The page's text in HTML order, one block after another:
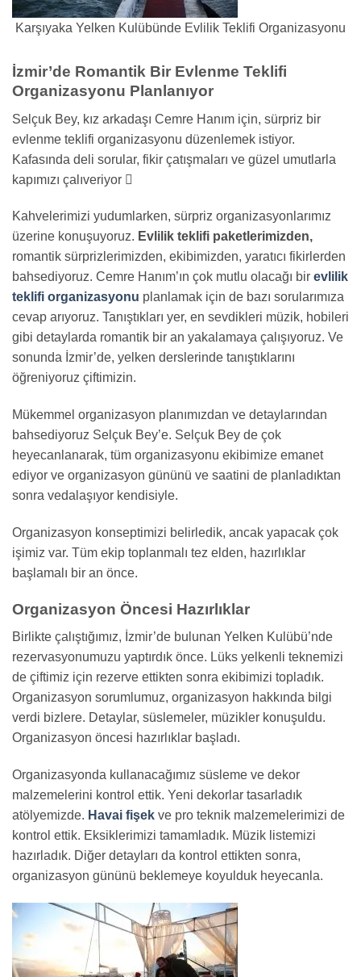
Karşıyaka Yelken Kulübünde Evlilik Teklifi Organizasyonu
İzmir’de Romantik Bir Evlenme Teklifi
Organizasyonu Planlanıyor
Selçuk Bey, kız arkadaşı Cemre Hanım için, sürpriz bir
evlenme teklifi organizasyonu düzenlemek istiyor.
Kafasında deli sorular, fikir çatışmaları ve güzel umutlarla
kapımızı çalıveriyor 
Kahvelerimizi yudumlarken, sürpriz organizasyonlarımız
üzerine konuşuyoruz. Evlilik teklifi paketlerimizden,
romantik sürprizlerimizden, ekibimizden, yaratıcı fikirlerden
bahsediyoruz. Cemre Hanım’ın çok mutlu olacağı bir evlilik
teklifi organizasyonu planlamak için de bazı sorularımıza
cevap arıyoruz. Tanıştıkları yer, en sevdikleri müzik, hobileri
gibi detaylarda romantik bir an yakalamaya çalışıyoruz. Ve
sonunda İzmir’de, yelken derslerinde tanıştıklarını
öğreniyoruz çiftimizin.
Mükemmel organizasyon planımızdan ve detaylarından
bahsediyoruz Selçuk Bey’e. Selçuk Bey de çok
heyecanlanarak, tüm organizasyonu ekibimize emanet
ediyor ve organizasyon gününü ve saatini de planladıktan
sonra vedalaşıyor kendisiyle.
Organizasyon konseptimizi belirledik, ancak yapacak çok
işimiz var. Tüm ekip toplanmalı tez elden, hazırlıklar
başlamalı bir an önce.
Organizasyon Öncesi Hazırlıklar
Birlikte çalıştığımız, İzmir’de bulunan Yelken Kulübü’nde
rezervasyonumuzu yaptırdık önce. Lüks yelkenli teknemizi
de çiftimiz için rezerve ettikten sonra ekibimizi topladık.
Organizasyon sorumlumuz, organizasyon hakkında bilgi
verdi bizlere. Detaylar, süslemeler, müzikler konuşuldu.
Organizasyon öncesi hazırlıklar başladı.
Organizasyonda kullanacağımız süsleme ve dekor
malzemelerini kontrol ettik. Yeni dekorlar tasarladık
atölyemizde. Havai fişek ve pro teknik malzemelerimizi de
kontrol ettik. Eksiklerimizi tamamladık. Müzik listemizi
hazırladık. Diğer detayları da kontrol ettikten sonra,
organizasyon gününü beklemeye koyulduk heyecanla.